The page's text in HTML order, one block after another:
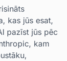
kas jūs esat,
pazīst jūs pēc
kam